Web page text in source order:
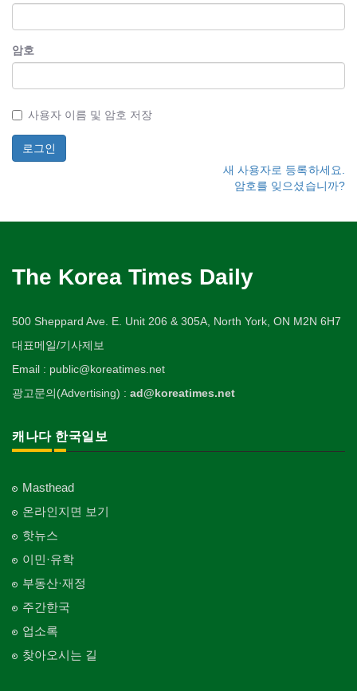
암호
사용자 이름 및 암호 저장
새 사용자로 등록하세요.
암호를 잊으셨습니까?
The Korea Times Daily
500 Sheppard Ave. E. Unit 206 & 305A, North York, ON M2N 6H7
대표메일/기사제보
Email : public@koreatimes.net
광고문의(Advertising) : ad@koreatimes.net
캐나다 한국일보
Masthead
온라인지면 보기
핫뉴스
이민·유학
부동산·재정
주간한국
업소록
찾아오시는 길